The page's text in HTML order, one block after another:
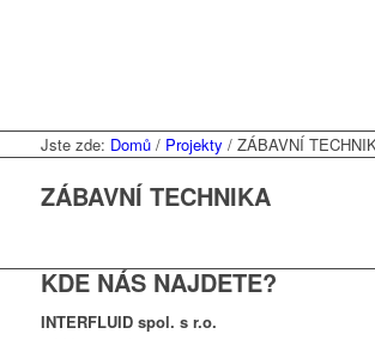
Jste zde: Domů / Projekty / ZÁBAVNÍ
ZÁBAVNÍ TECHNIKA
KDE NÁS NAJDETE?
INTERFLUID spol. s r.o.